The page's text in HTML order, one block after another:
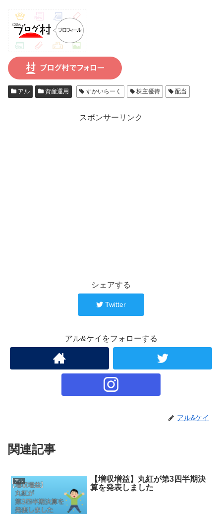
アル 資産運用 すかいらーく 株主優待 配当
スポンサーリンク
シェアする
Twitter
アル&ケイをフォローする
アル&ケイ
関連記事
アル
【増収増益】丸紅が第3四半期決
算を発表しました